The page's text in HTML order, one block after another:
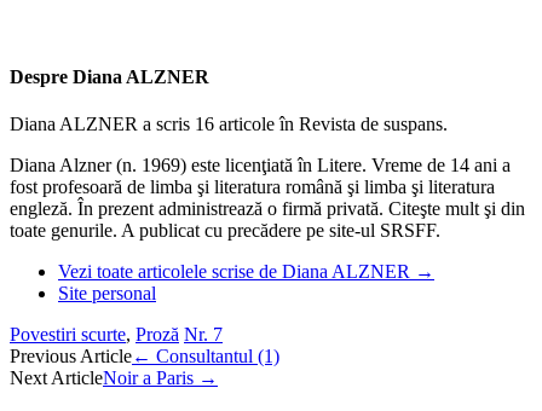
Despre Diana ALZNER
Diana ALZNER a scris 16 articole în Revista de suspans.
Diana Alzner (n. 1969) este licenţiată în Litere. Vreme de 14 ani a
fost profesoară de limba şi literatura română şi limba şi literatura
engleză. În prezent administrează o firmă privată. Citeşte mult şi din
toate genurile. A publicat cu precădere pe site-ul SRSFF.
Vezi toate articolele scrise de Diana ALZNER →
Site personal
Povestiri scurte, Proză Nr. 7
Post
navigation
Previous Article← Consultantul (1)
Next ArticleNoir a Paris →